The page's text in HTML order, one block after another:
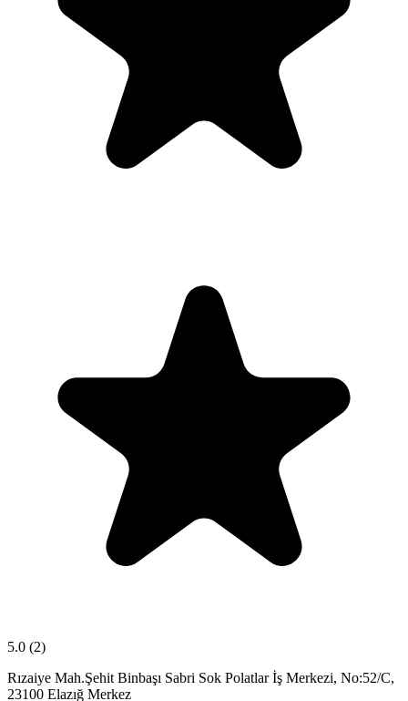
5.0 (2)
Rızaiye Mah.Şehit Binbaşı Sabri Sok Polatlar İş Merkezi, No:52/C,
23100 Elazığ Merkez